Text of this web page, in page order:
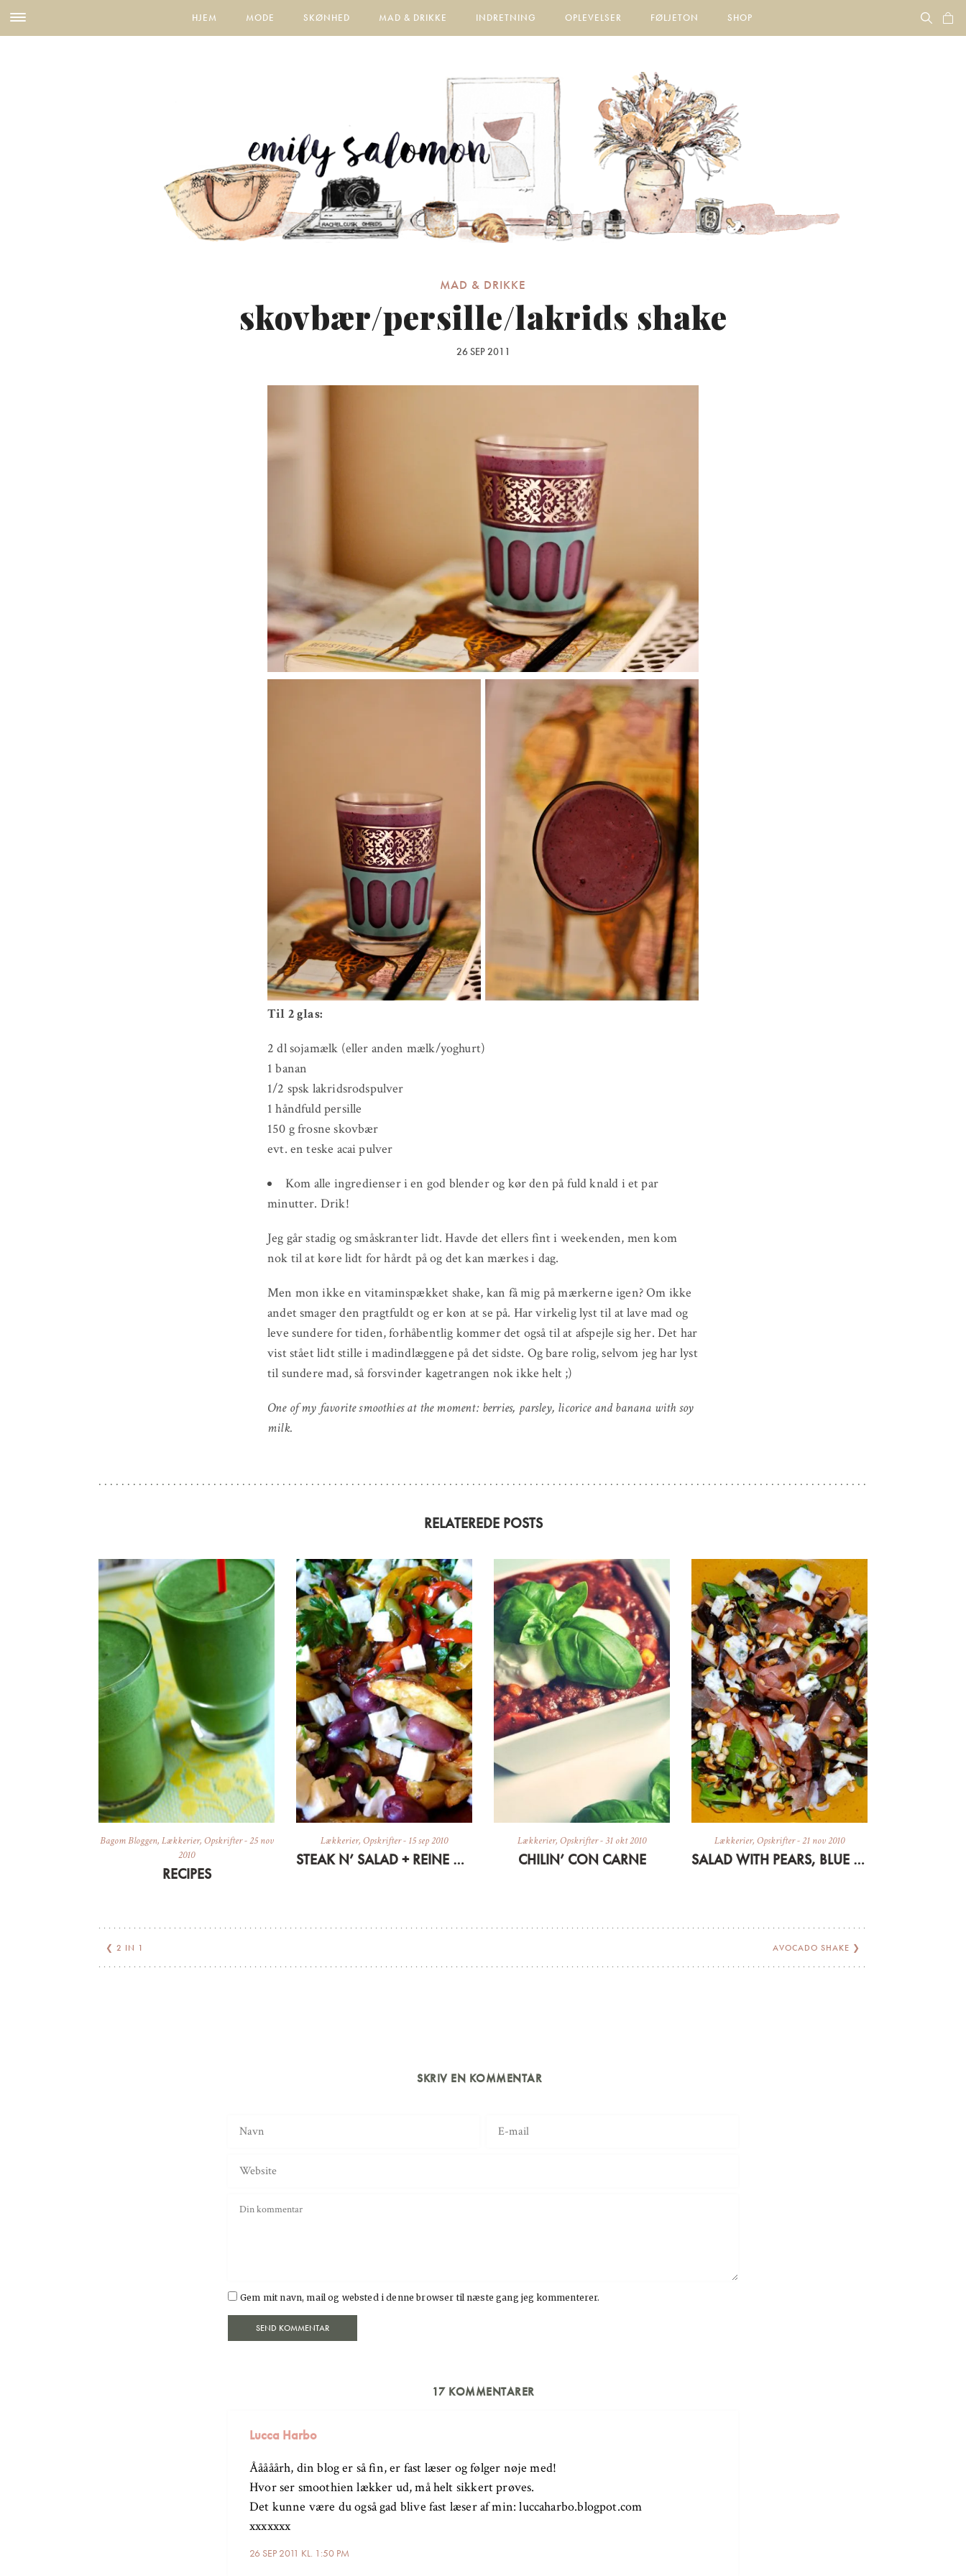
HJEM MODE SKØNHED MAD & DRIKKE INDRETNING OPLEVELSER FØLJETON SHOP
MAD & DRIKKE
skovbær/persille/lakrids shake
26 SEP 2011
Til 2 glas:
2 dl sojamælk (eller anden mælk/yoghurt)
1 banan
1/2 spsk lakridsrodspulver
1 håndfuld persille
150 g frosne skovbær
evt. en teske acai pulver
Kom alle ingredienser i en god blender og kør den på fuld knald i et par
minutter. Drik!
Jeg går stadig og småskranter lidt. Havde det ellers fint i weekenden, men kom
nok til at køre lidt for hårdt på og det kan mærkes i dag.
Men mon ikke en vitaminspækket shake, kan få mig på mærkerne igen? Om ikke
andet smager den pragtfuldt og er køn at se på. Har virkelig lyst til at lave mad og
leve sundere for tiden, forhåbentlig kommer det også til at afspejle sig her. Det har
vist stået lidt stille i madindlæggene på det sidste. Og bare rolig, selvom jeg har lyst
til sundere mad, så forsvinder kagetrangen nok ikke helt ;)
One of my favorite smoothies at the moment: berries, parsley, licorice and banana with soy
milk.
RELATEREDE POSTS
Bagom Bloggen, Lækkerier, Opskrifter-25 nov
2010
RECIPES
Lækkerier, Opskrifter- 15 sep 2010
STEAK N’ SALAD + REINE CLAUDES FOR DESSERT
Lækkerier, Opskrifter-31 okt 2010
CHILIN’ CON CARNE
Lækkerier, Opskrifter-21 nov 2010
SALAD WITH PEARS, BLUE CHEESE, DATES AND SERRANO
❮ 2 IN 1 AVOCADO SHAKE ❯
SKRIV EN KOMMENTAR
Gem mit navn, mail og websted i denne browser til næste gang jeg kommenterer.
17 KOMMENTARER
Lucca Harbo
26 SEP 2011 KL. 1:50 PM
Ååååårh, din blog er så fin, er fast læser og følger nøje med!
Hvor ser smoothien lækker ud, må helt sikkert prøves.
Det kunne være du også gad blive fast læser af min: luccaharbo.blogpot.com
xxxxxxx